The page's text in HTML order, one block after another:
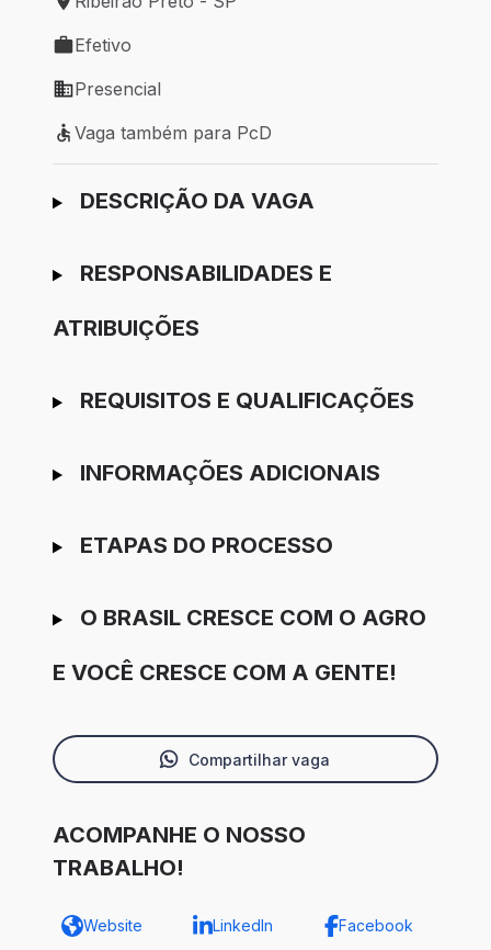
Local de trabalho: Ribeirão Preto - SP
Tipo de vaga: Efetivo
Efetivo
Modelo de trabalho: Presencial
Presencial
Vaga também para PcD
Vaga também para PcD
Ir para candidatura
DESCRIÇÃO DA VAGA
RESPONSABILIDADES E
ATRIBUIÇÕES
REQUISITOS E QUALIFICAÇÕES
INFORMAÇÕES ADICIONAIS
ETAPAS DO PROCESSO
O BRASIL CRESCE COM O AGRO
E VOCÊ CRESCE COM A GENTE!
Compartilhar vaga
ACOMPANHE O NOSSO
TRABALHO!
Website LinkedIn Facebook